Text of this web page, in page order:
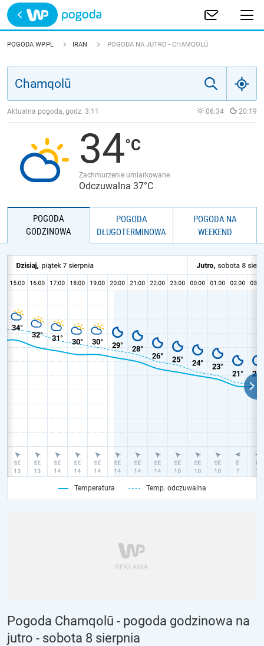
Trwa ładowanie
POLSKA
JAKOŚĆ POWIETRZA
POGODA WP.PL IRAN POGODA NA JUTRO - CHAMQOLŪ
Aktualna pogoda, godz. 3:11 06:34 20:19
34
Zachmurzenie umiarkowane
Odczuwalna 37°C
POGODA
GODZINOWA
POGODA
DŁUGOTERMINOWA
POGODA NA
WEEKEND
Temperatura Temp. odczuwalna
Pogoda Chamqolū - pogoda godzinowa na
jutro - sobota 8 sierpnia